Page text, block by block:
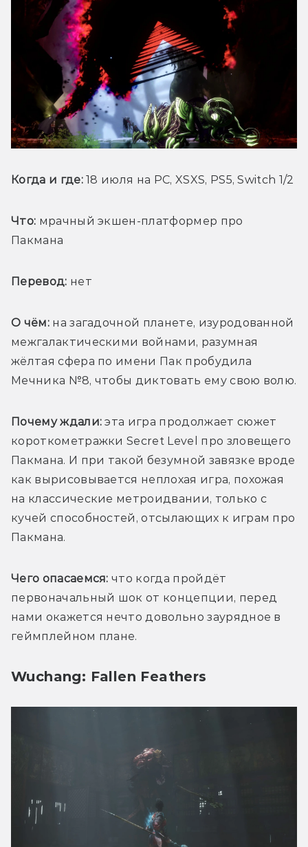
Когда и где: 18 июля на PC, XSXS, PS5, Switch 1/2
Что: мрачный экшен-платформер про
Пакмана
Перевод: нет
О чём: на загадочной планете, изуродованной
межгалактическими войнами, разумная
жёлтая сфера по имени Пак пробудила
Мечника №8, чтобы диктовать ему свою волю.
Почему ждали: эта игра продолжает сюжет
короткометражки Secret Level про зловещего
Пакмана. И при такой безумной завязке вроде
как вырисовывается неплохая игра, похожая
на классические метроидвании, только с
кучей способностей, отсылающих к играм про
Пакмана.
Чего опасаемся: что когда пройдёт
первоначальный шок от концепции, перед
нами окажется нечто довольно заурядное в
геймплейном плане.
Wuchang: Fallen Feathers